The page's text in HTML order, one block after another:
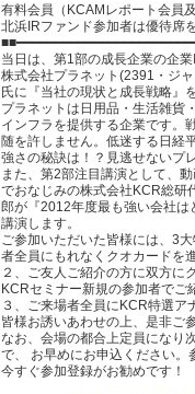
有料会員（KCAMレポート会員
北浜IRファンド参加者は優待席
当日は、第1部の成長企業の企
株式会社プラネット(2391・ジ
氏に『当社の現状と成長戦略』
プラネットは日用品・生活雑貨
インフラを提供する企業です。
随を許しません。低迷する日経
強さの秘訣は！？見逃せないプ
また、第2部注目講演として、
でおなじみの株式会社KCR総研
郎が『2012年度最も強い会社は
講演します。
ご参加いただいた皆様には、3
者全員にもれなくクオカードを
２、ご友人ご紹介の方に双方に
KCRセミナー新規の参加者でご
３、ご来場者全員にKCR特選ア
皆様お誘いあわせの上、是非ご
なお、会場の都合上定員になり
で、 お早めにお申込ください。
今すぐ参加登録がお勧めです！